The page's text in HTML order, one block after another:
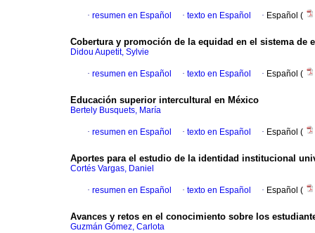
· resumen en Español · texto en Español · Español (
Cobertura y promoción de la equidad en el sistema
Didou Aupetit, Sylvie
· resumen en Español · texto en Español · Español (
Educación superior intercultural en México
Bertely Busquets, María
· resumen en Español · texto en Español · Español (
Aportes para el estudio de la identidad institucional
Cortés Vargas, Daniel
· resumen en Español · texto en Español · Español (
Avances y retos en el conocimiento sobre los
Guzmán Gómez, Carlota